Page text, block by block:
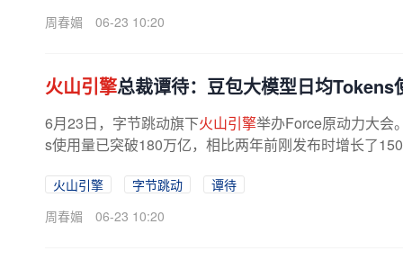
周春媚
06-23 10:20
火山引擎总裁谭待：豆包大模型日均Tokens
6月23日，字节跳动旗下火山引擎举办Force原动力大会
s使用量已突破180万亿，相比两年前刚发布时增长了
火山引擎 字节跳动
谭待
周春媚
06-23 10:20